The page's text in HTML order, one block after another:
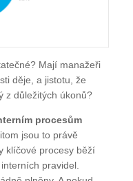
Mají manažeři
děje, a jistotu, že
z důležitých úkonů?
procesům
jsou to právě
klíčové procesy běží
pravidel.